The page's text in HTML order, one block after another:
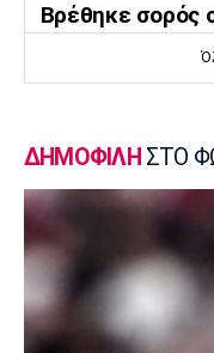
Βρέθηκε σορός
εκκλησάκι των
Πήρε Νανού ο
Super League 1
Ολυμπιακός: Οι
προσκήνιο τον
Ποδόσφαιρο - Διεθνή
ΔΗΜΟΦΙΛΗ ΣΤΟ